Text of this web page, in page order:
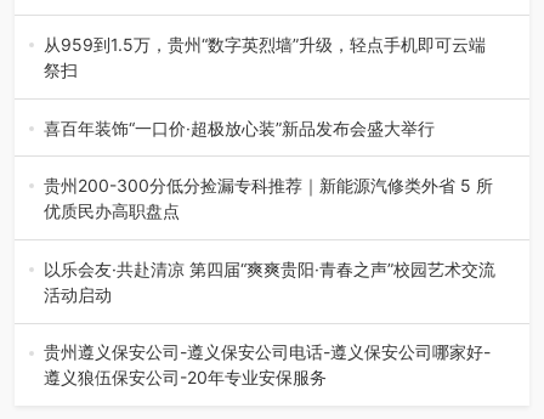
为扎实推进2026“千团万人推普强国行”大学生暑期社会实
践，牢牢紧扣 “雅韵传普…
从959到1.5万，贵州“数字英烈墙”升级，轻点手机即可云端
祭扫
八一建军节到来之际，由贵州省退役军人事务厅指导，贵阳
市退役军人事务局联合贵州广电…
喜百年装饰“一口价·超极放心装”新品发布会盛大举行
2026年7月31日，喜百年装饰“一口价·超极放心装”新品发布
会在贵阳隆重举行。…
贵州200-300分低分捡漏专科推荐｜新能源汽修类外省 5 所
优质民办高职盘点
在贵州省高考志愿填报体系中，200至300分数段考生可选择
的省内工科、新能源汽车…
以乐会友·共赴清凉 第四届“爽爽贵阳·青春之声”校园艺术交流
活动启动
七月的贵阳，清风送爽，第四届“爽爽贵阳·青春之声”校园管
弦乐（合唱）艺术交流活动…
贵州遵义保安公司-遵义保安公司电话-遵义保安公司哪家好-
遵义狼伍保安公司-20年专业安保服务